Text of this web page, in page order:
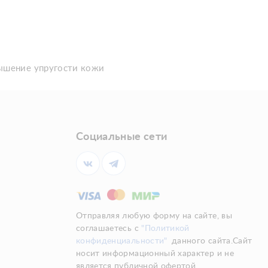
упругости кожи
Социальные сети
Отправляя любую форму на сайте, вы
соглашаетесь с "Политикой
конфиденциальности"
данного сайта.Сайт
носит информационный характер и не
является публичной офертой.